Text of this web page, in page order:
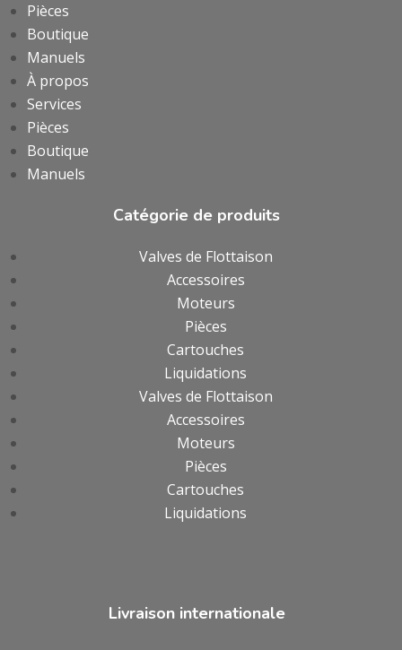
Pièces
Boutique
Manuels
À propos
Services
Pièces
Boutique
Manuels
Catégorie de produits
Valves de Flottaison
Accessoires
Moteurs
Pièces
Cartouches
Liquidations
Valves de Flottaison
Accessoires
Moteurs
Pièces
Cartouches
Liquidations
Livraison internationale